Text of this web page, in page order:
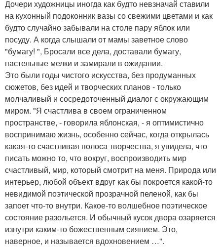
Дочери художницы иногда как будто невзначай ставили
на кухонный подоконник вазы со свежими цветами и как
будто случайно забывали на столе пару яблок или
посуду. А когда слышали от мамы заветное слово
"бумагу! ", Бросали все дела, доставали бумагу,
пастельные мелки и замирали в ожидании.
Это были годы чистого искусства, без продуманных
сюжетов, без идей и творческих планов - только
молчаливый и сосредоточенный диалог с окружающим
миром. "Я счастлива в своем ограниченном
пространстве, - говорила яблонская, - я оптимистично
воспринимаю жизнь, особенно сейчас, когда открылась
какая-то счастливая полоса творчества, я увидела, что
писать можно то, что вокруг, воспроизводить мир
счастливый, мир, который смотрит на меня. Природа или
интерьер, любой объект вдруг как бы покроется какой-то
невидимой поэтической прозрачной пеленой, как бы
запоет что-то внутри. Какое-то волшебное поэтическое
состояние разольется. И обычный кусок двора озаряется
изнутри каким-то божественным сиянием. Это,
наверное, и называется вдохновением …".